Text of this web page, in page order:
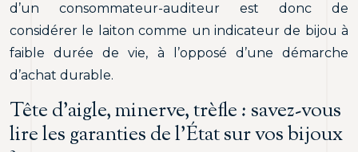
d’un consommateur-auditeur est donc de
considérer le laiton comme un indicateur de bijou à
faible durée de vie, à l’opposé d’une démarche
d’achat durable.
Tête d’aigle, minerve, trèfle : savez-vous
lire les garanties de l’État sur vos bijoux